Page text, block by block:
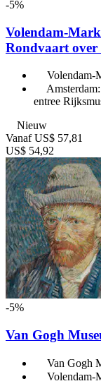
-5%
Volendam-
Rondvaart over
Volendam-
entree
Nieuw
Vanaf US$ 57,81
US$ 54,92
-5%
Van Gogh
Van Gogh
Volendam-